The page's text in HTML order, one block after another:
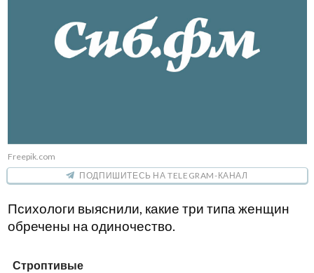
Freepik.com
ПОДПИШИТЕСЬ НА TELEGRAM-КАНАЛ
Психологи выяснили, какие три типа женщин
обречены на одиночество.
Строптивые